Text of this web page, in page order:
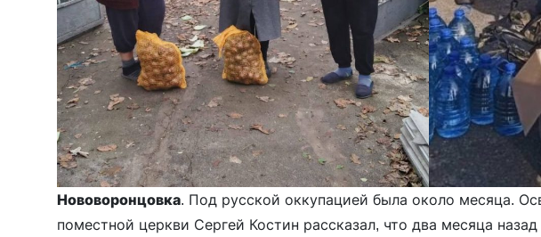
Нововоронцовка. Под русской оккупацией была около месяца.
поместной церкви Сергей Костин рассказал, что два месяца